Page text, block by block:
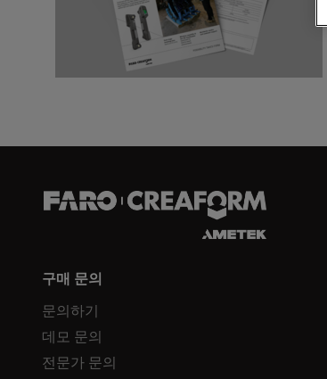
구매 문의
문의하기
데모 문의
전문가 문의